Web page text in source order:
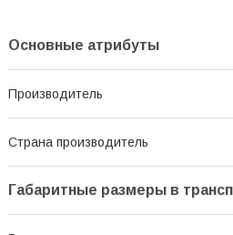
Основные атрибуты
Производитель
Страна производитель
Габаритные размеры в